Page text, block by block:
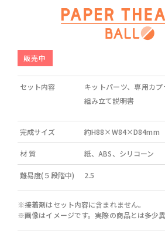
販売中
セット内容
キットパーツ、専用カプ
組み立て説明書
完成サイズ 約H88×W84×D84mm
材 質 紙、ABS、シリコーン
難易度(５段階中) 2.5
※接着剤はセット内容に含まれません。
※画像はイメージです。実際の商品とは多少異